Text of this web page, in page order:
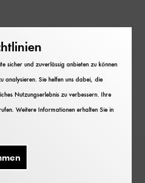
sicher und zuverlässig anbieten zu können
analysieren. Sie helfen uns dabei, die
Nutzungserlebnis zu verbessern. Ihre
Weitere Informationen erhalten Sie in